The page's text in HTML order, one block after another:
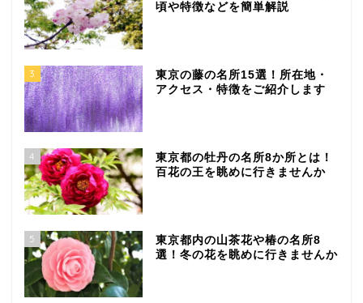
頃や特徴などを簡単解説
3
東京の藤の名所15選！所在地・
アクセス・特徴をご紹介します
4
東京都の牡丹の名所8か所とは！
百花の王を眺めに行きませんか
5
東京都内の山茶花や椿の名所8
選！冬の花を眺めに行きませんか